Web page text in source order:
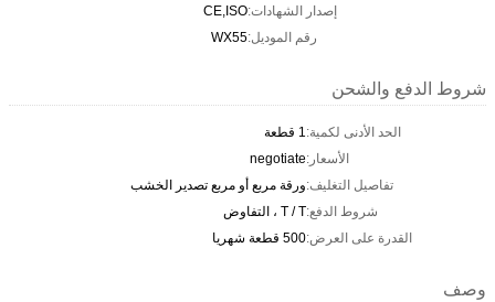
إصدار الشهادات:CE,ISO
رقم الموديل:WX55
شروط الدفع والشحن
الحد الأدنى لكمية:1 قطعة
الأسعار:negotiate
تفاصيل التغليف:ورقة مربع أو مربع تصدير الخشب
شروط الدفع:T / T ، التفاوض
القدرة على العرض:500 قطعة شهريا
وصف